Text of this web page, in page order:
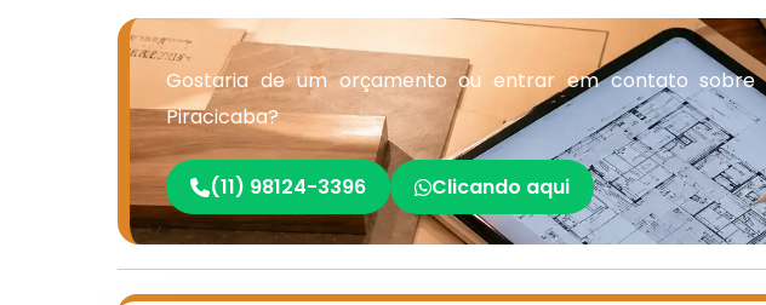
Gostaria de um orçamento ou entrar em contato sobre
Piracicaba?
(11) 98124-3396 Clicando aqui